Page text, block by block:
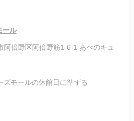
ール
阿倍野区阿倍野筋1-6-1 あべのキュ
モールの休館日に準ずる